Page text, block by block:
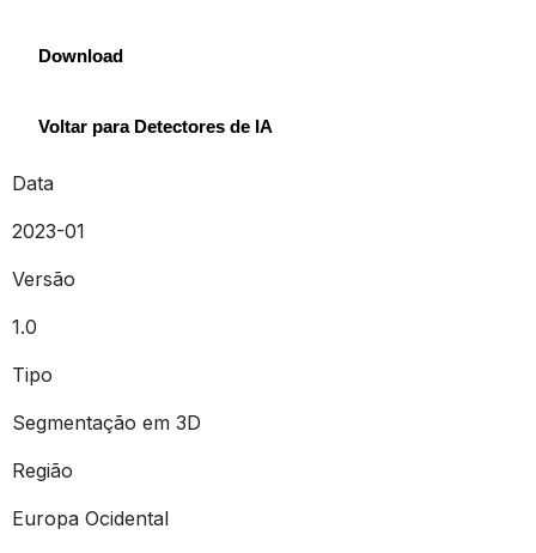
Download
Voltar para Detectores de IA
Data
2023-01
Versão
1.0
Tipo
Segmentação em 3D
Região
Europa Ocidental